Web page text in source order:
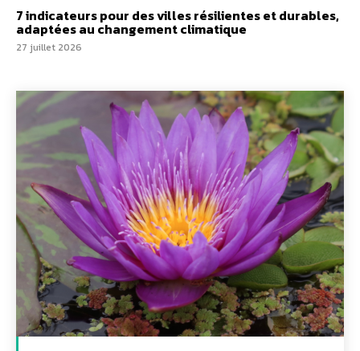
7 indicateurs pour des villes résilientes et durables,
adaptées au changement climatique
27 juillet 2026